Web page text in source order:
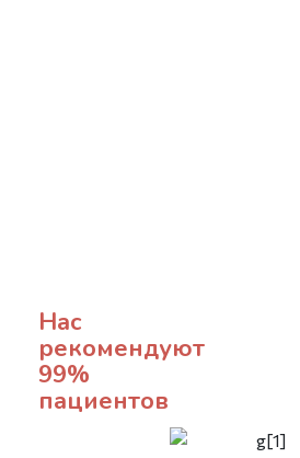
Нас
рекомендуют
99%
пациентов